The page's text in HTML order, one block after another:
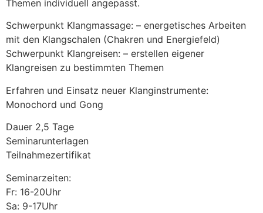
Themen individuell angepasst.
Schwerpunkt Klangmassage: – energetisches Arbeiten
mit den Klangschalen (Chakren und Energiefeld)
Schwerpunkt Klangreisen: – erstellen eigener
Klangreisen zu bestimmten Themen
Erfahren und Einsatz neuer Klanginstrumente:
Monochord und Gong
Dauer 2,5 Tage
Seminarunterlagen
Teilnahmezertifikat
Seminarzeiten:
Fr: 16-20Uhr
Sa: 9-17Uhr